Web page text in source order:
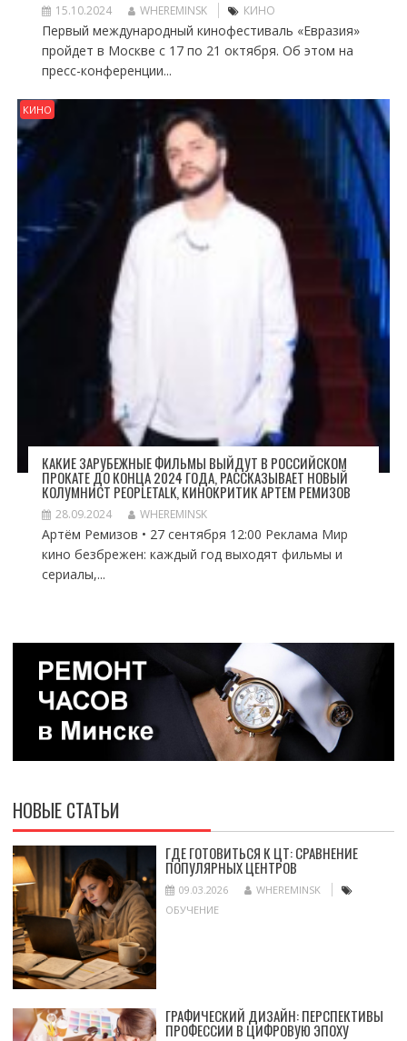
15.10.2024 WHEREMINSK КИНО
Первый международный кинофестиваль «Евразия»
пройдет в Москве с 17 по 21 октября. Об этом на
пресс-конференции...
КИНО
КАКИЕ ЗАРУБЕЖНЫЕ ФИЛЬМЫ ВЫЙДУТ В РОССИЙСКОМ
ПРОКАТЕ ДО КОНЦА 2024 ГОДА, РАССКАЗЫВАЕТ НОВЫЙ
КОЛУМНИСТ PEOPLETALK, КИНОКРИТИК АРТЕМ РЕМИЗОВ
28.09.2024 WHEREMINSK
Артём Ремизов • 27 сентября 12:00 Реклама Мир
кино безбрежен: каждый год выходят фильмы и
сериалы,...
НОВЫЕ СТАТЬИ
ГДЕ ГОТОВИТЬСЯ К ЦТ: СРАВНЕНИЕ
ПОПУЛЯРНЫХ ЦЕНТРОВ
09.03.2026
WHEREMINSK
ОБУЧЕНИЕ
ГРАФИЧЕСКИЙ ДИЗАЙН: ПЕРСПЕКТИВЫ
ПРОФЕССИИ В ЦИФРОВУЮ ЭПОХУ